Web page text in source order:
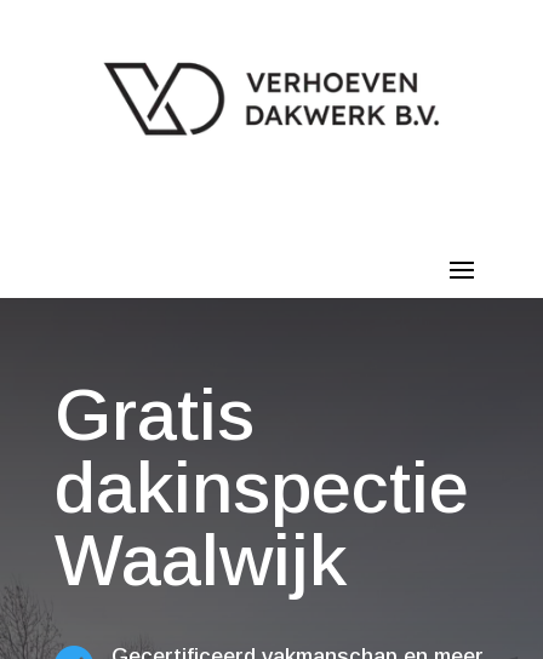
Gratis
dakinspectie
Waalwijk